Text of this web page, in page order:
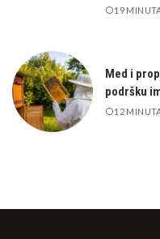
19
Med i
podršku
12